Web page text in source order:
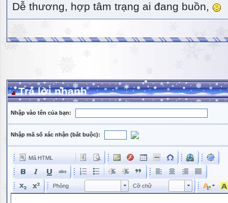
Dễ thương, hợp tâm trạng ai đang buồn,
Trả lời nhanh
Nhập vào tên của bạn:
Nhập mã số xác nhận (bắt buộc):
Mã HTML
Phông Phông Cỡ chữ Kích cỡ phông